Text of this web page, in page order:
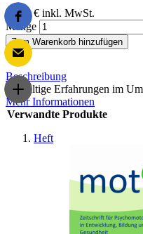
10,00 € inkl. MwSt.
Menge
Zum Warenkorb hinzufügen
Beschreibung
Vielfältige Erfahrungen im
Mehr Informationen
Verwandte Produkte
Heft